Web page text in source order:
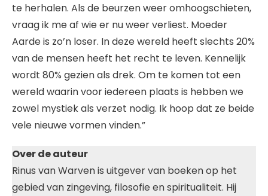
te herhalen. Als de beurzen weer omhoogschieten,
vraag ik me af wie er nu weer verliest. Moeder
Aarde is zo’n loser. In deze wereld heeft slechts 20%
van de mensen heeft het recht te leven. Kennelijk
wordt 80% gezien als drek. Om te komen tot een
wereld waarin voor iedereen plaats is hebben we
zowel mystiek als verzet nodig. Ik hoop dat ze beide
vele nieuwe vormen vinden.”
Over de auteur
Rinus van Warven is uitgever van boeken op het
gebied van zingeving, filosofie en spiritualiteit. Hij